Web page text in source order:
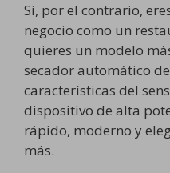
Si, por el contrario,
negocio como un
quieres un modelo
secador automático
características del
dispositivo de alta
rápido, moderno y
más.